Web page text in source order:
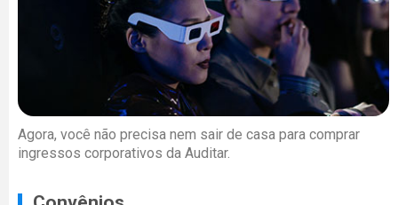
Agora, você não precisa nem sair de casa para comprar
ingressos corporativos da Auditar.